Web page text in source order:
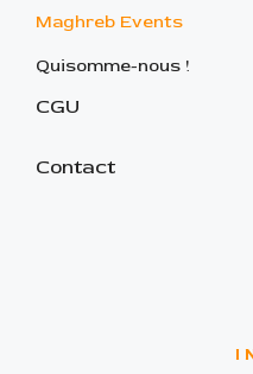
Maghreb Events
Quisomme-nous !
CGU
Contact